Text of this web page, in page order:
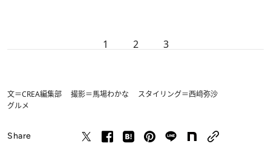
1 2 3
文＝CREA編集部 撮影＝馬場わかな スタイリング＝西﨑弥沙
グルメ
Share